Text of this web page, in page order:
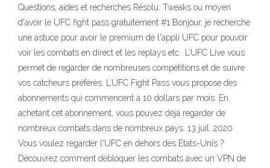
Questions, aides et recherches Résolu: Tweaks ou moyen
d'avoir le UFC fight pass gratuitement #1 Bonjour, je recherche
une astuce pour avoir le premium de l'appli UFC pour pouvoir
voir les combats en direct et les replays etc.. L’UFC Live vous
permet de regarder de nombreuses compétitions et de suivre
vos catcheurs préférés. L’UFC Fight Pass vous propose des
abonnements qui commencent à 10 dollars par mois. En
achetant cet abonnement, vous pouvez déjà regarder de
nombreux combats dans de nombreux pays. 13 juil. 2020
Vous voulez regarder l'UFC en dehors des États-Unis ?
Découvrez comment débloquer les combats avec un VPN de